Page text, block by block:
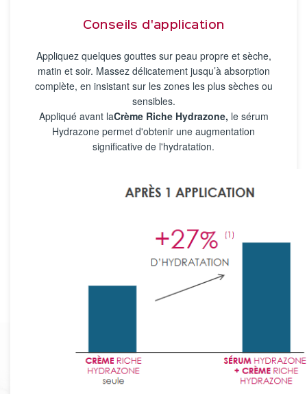
Conseils d'application
Appliquez quelques gouttes sur peau propre et sèche,
matin et soir. Massez délicatement jusqu’à absorption
complète, en insistant sur les zones les plus sèches ou
sensibles.
Appliqué avant laCrème Riche Hydrazone, le sérum
Hydrazone permet d'obtenir une augmentation
significative de l'hydratation.